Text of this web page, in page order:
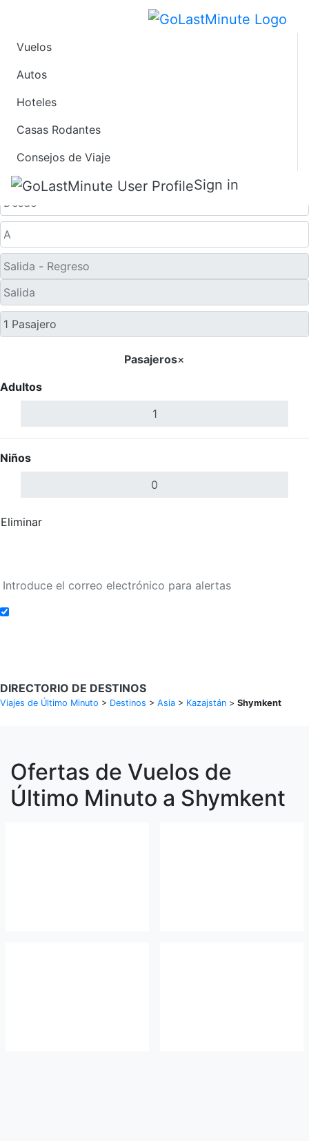
Vuelos
Autos
Hoteles
Casas Rodantes
Consejos de Viaje
Sign in
Ofertas de Viaje de
Último Minuto a
Shymkent
Solo ida
Pasajeros×
Adultos
Niños
Eliminar
DIRECTORIO DE DESTINOS
Viajes de Último Minuto > Destinos > Asia > Kazajstán > Shymkent
Ofertas de Vuelos de
Último Minuto a Shymkent